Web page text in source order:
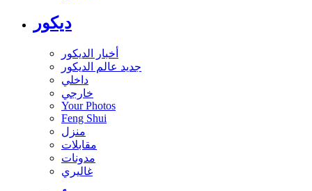
ديكور
أخبار الديكور
جديد عالم الديكور
داخلي
خارجي
Your Photos
Feng Shui
منزل
مقابلات
مدونات
غاليري